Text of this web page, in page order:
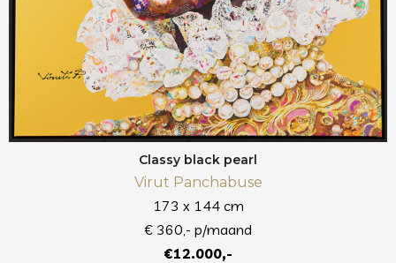
Classy black pearl
Virut Panchabuse
173 x 144 cm
€ 360,- p/maand
€12.000,-